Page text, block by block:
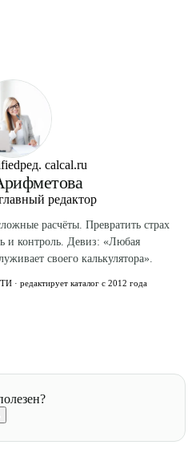
ред. calcal.ru
редактор
расчёты. Превратить страх
и контроль. Девиз: «Любая
своего калькулятора».
· редактирует каталог с 2012 года